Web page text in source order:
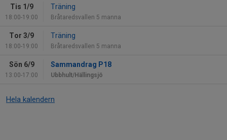
Tis 1/9
18:00-19:00
Träning
Bråtaredsvallen 5 manna
Tor 3/9
18:00-19:00
Träning
Bråtaredsvallen 5 manna
Sön 6/9
13:00-17:00
Sammandrag P18
Ubbhult/Hällingsjö
Hela kalendern